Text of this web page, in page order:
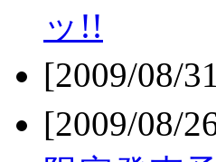
ッ!!
[2009/08/
[2009/08/